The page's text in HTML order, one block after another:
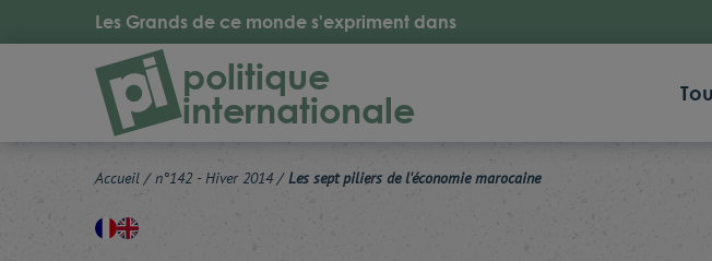
Les Grands de ce monde s'expriment dans
politique
internationale
Accueil / n°142 - Hiver 2014/ Les sept piliers de l'économie marocaine